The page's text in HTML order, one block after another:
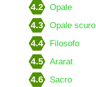
4.2 Opale
4.3 Opale scuro
4.4 Filosofo
4.5 Ararat
4.6 Sacro